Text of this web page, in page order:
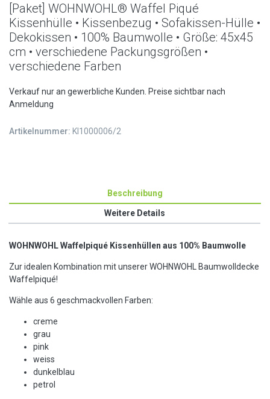
[Paket] WOHNWOHL® Waffel Piqué
Kissenhülle • Kissenbezug • Sofakissen-Hülle •
Dekokissen • 100% Baumwolle • Größe: 45x45
cm • verschiedene Packungsgrößen •
verschiedene Farben
Verkauf nur an gewerbliche Kunden. Preise sichtbar nach
Anmeldung
Artikelnummer: KI1000006/2
Beschreibung
Weitere Details
WOHNWOHL Waffelpiqué Kissenhüllen aus 100% Baumwolle
Zur idealen Kombination mit unserer WOHNWOHL Baumwolldecke
Waffelpiqué!
Wähle aus 6 geschmackvollen Farben:
creme
grau
pink
weiss
dunkelblau
petrol